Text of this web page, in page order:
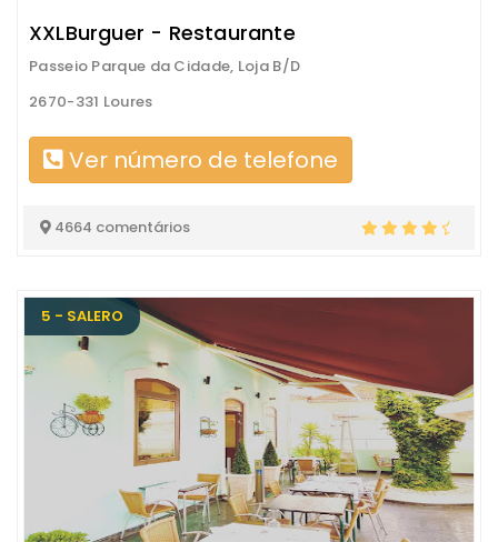
XXLBurguer - Restaurante
Passeio Parque da Cidade, Loja B/D
2670-331 Loures
Ver número de telefone
4664 comentários
5 - SALERO